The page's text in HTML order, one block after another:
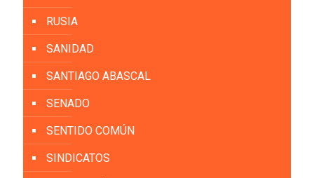
RUSIA
SANIDAD
SANTIAGO ABASCAL
SENADO
SENTIDO COMÚN
SINDICATOS